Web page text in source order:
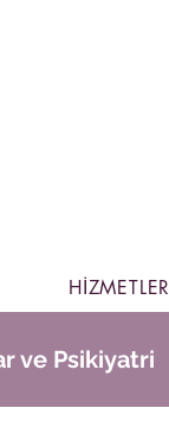
HİZMETLER
ve Psikiyatri